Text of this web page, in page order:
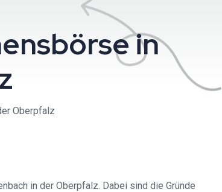
in
Oberpfalz
in der Oberpfalz. Dabei sind die Gründe